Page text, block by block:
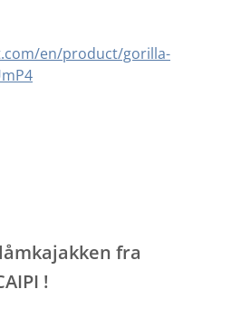
en/product/gorilla-
fra
!